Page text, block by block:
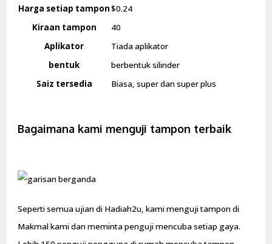
Harga setiap tampon$0.24
Kiraan tampon
40
Aplikator
Tiada aplikator
bentuk
berbentuk silinder
Saiz tersedia
Biasa, super dan super plus
Bagaimana kami menguji tampon terbaik
Seperti semua ujian di Hadiah2u, kami menguji tampon di
Makmal kami dan meminta penguji mencuba setiap gaya.